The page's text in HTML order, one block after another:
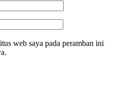
web saya pada peramban ini